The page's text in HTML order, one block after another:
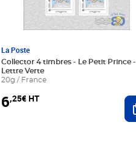
au panier
La Poste
Collector 4 timbres - Le Petit Prince -
Lettre Verte
20g / France
6,25€ HT